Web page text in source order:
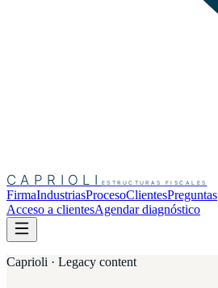
CAPRIOLIESTRUCTURAS FISCALES
FirmaIndustriasProcesoClientesPreguntas
Acceso a clientesAgendar diagnóstico
Caprioli · Legacy content